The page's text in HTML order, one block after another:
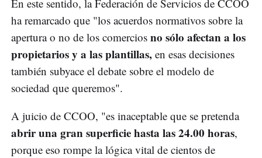
En este sentido, la Federación de Servicios de CCOO
ha remarcado que "los acuerdos normativos sobre la
apertura o no de los comercios no sólo afectan a los
propietarios y a las plantillas, en esas decisiones
también subyace el debate sobre el modelo de
sociedad que queremos".
A juicio de CCOO, "es inaceptable que se pretenda
abrir una gran superficie hasta las 24.00 horas,
porque eso rompe la lógica vital de cientos de